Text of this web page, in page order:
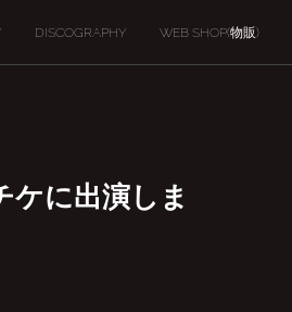
DISCOGRAPHY WEB SHOP(物販)
ケに出演しま